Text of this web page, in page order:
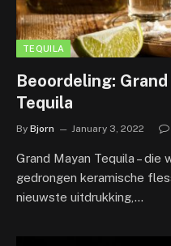
TEQUILA
Beoordeling:
Tequila
By Bjorn January 3, 2022
Grand Mayan Tequila – die
gedrongen keramische
nieuwste uitdrukking,…